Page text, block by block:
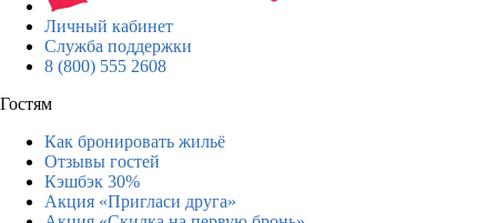
Личный кабинет
Служба поддержки
8 (800) 555 2608
Гостям
Как бронировать жильё
Отзывы гостей
Кэшбэк 30%
Акция «Пригласи друга»